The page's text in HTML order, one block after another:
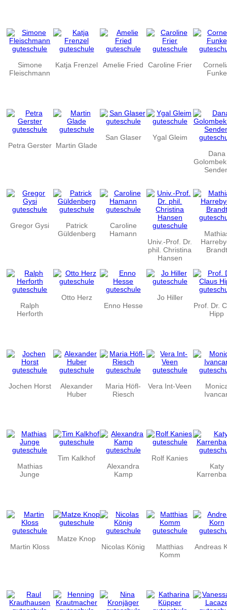
Simone
Fleischmann
Katja Frenzel Amelie Fried Caroline Frier
Funke
Petra Gerster Martin Glade
San Glaser
Ygal Gleim
Dana
Gregor Gysi
Patrick
Güldenberg
Caroline
Hamann
Univ.-Prof. Dr.
phil. Christina
Hansen
Brandt
Ralph
Herforth
Otto Herz
Enno Hesse
Jo Hiller
Prof. Dr.
Hipp
Jochen Horst
Alexander
Huber
Maria Höfl-
Riesch
Vera Int-Veen
Mathias
Junge
Tim Kalkhof
Alexandra
Kamp
Rolf Kanies
Katy
Martin Kloss
Matze Knop
Nicolas König
Matthias
Komm
Andreas